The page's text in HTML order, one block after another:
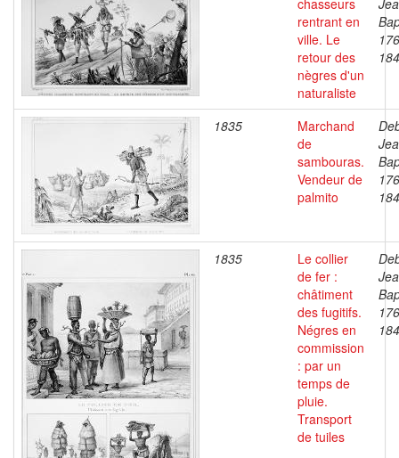
chasseurs
rentrant en
ville. Le
retour des
nègres d'un
naturaliste
1835
Marchand
de
sambouras.
Vendeur de
palmito
1835
Le collier
de fer :
châtiment
des fugitifs.
Négres en
commission
: par un
temps de
pluie.
Transport
de tuiles